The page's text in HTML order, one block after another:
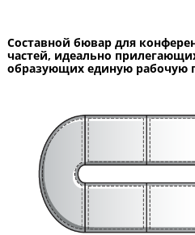
Составной бювар для
частей, идеально
образующих единую рабочую